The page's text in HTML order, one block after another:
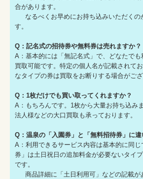
合があります。
なるべくお早めにお持ち込みいただくの
す。
Q：記名式の招待券や無料券は売れますか？
A：基本的には「無記名式」で、どなたで
買取可能です。特定の個人名が記載されて
なタイプの券は買取をお断りする場合がござ
Q：1枚だけでも買い取ってくれますか？
A：もちろんです。1枚から大量お持ち込み
法人様などの大口買取も承っております。
Q：温泉の「入園券」と「無料招待券」に違
A：利用できるサービス内容は基本的に同
券」は土日祝日の追加料金が必要ないタイ
です。
商品詳細に「土日利用可」などの記載が